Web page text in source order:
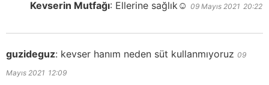
Kevserin Mutfağı: Ellerine sağlık☺️ 09 Mayıs 2021 20:22
guzideguz: kevser hanım neden süt kullanmıyoruz 09
Mayıs 2021 12:09